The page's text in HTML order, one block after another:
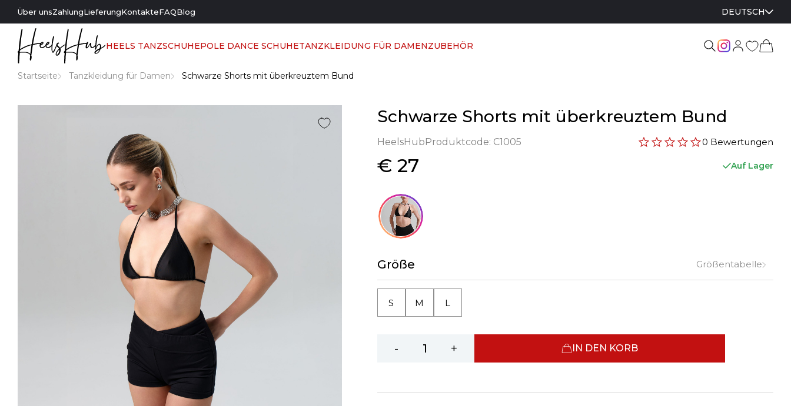
Über unsZahlungLieferungKontakteFAQBlog DEUTSCH
HEELS TANZSCHUHEPOLE DANCE SCHUHETANZKLEIDUNG FÜR DAMENZUBEHÖR
Startseite Tanzkleidung für Damen Schwarze Shorts mit überkreuztem Bund
Schwarze Shorts mit überkreuztem Bund
HeelsHubProduktcode: C1005 0 Bewertungen
€ 27 Auf Lager
Größe Größentabelle
S M L
- + IN DEN KORB